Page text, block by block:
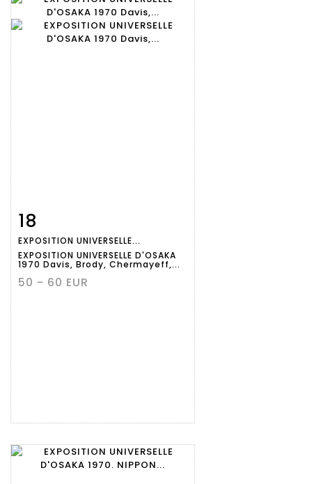
détaillée
18
EXPOSITION UNIVERSELLE...
EXPOSITION UNIVERSELLE D'OSAKA
1970 Davis, Brody, Chermayeff,...
50 - 60 EUR